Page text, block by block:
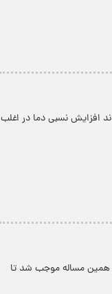
افزایش نسبی دما در اغلب
به بیش از ۴۰ درجه رسید و همین مساله موجب شد تا